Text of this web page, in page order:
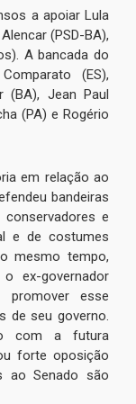
a apoiar Lula
(PSD-BA),
A bancada do
(ES),
(BA), Jean Paul
(PA) e Rogério
em relação ao
bandeiras
e
e de costumes
mesmo tempo,
ex-governador
promover esse
de seu governo.
com a futura
forte oposição
ao Senado são